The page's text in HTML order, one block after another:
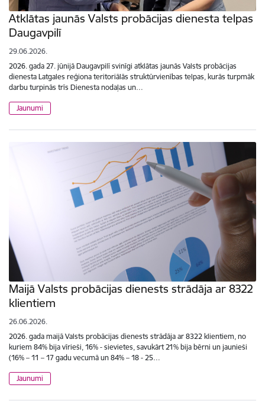
Atklātas jaunās Valsts probācijas dienesta telpas
Daugavpilī
29.06.2026.
2026. gada 27. jūnijā Daugavpilī svinīgi atklātas jaunās Valsts probācijas
dienesta Latgales reģiona teritoriālās struktūrvienības telpas, kurās turpmāk
darbu turpinās trīs Dienesta nodaļas un…
Jaunumi
Maijā Valsts probācijas dienests strādāja ar 8322
klientiem
26.06.2026.
2026. gada maijā Valsts probācijas dienests strādāja ar 8322 klientiem, no
kuriem 84% bija vīrieši, 16% - sievietes, savukārt 21% bija bērni un jaunieši
(16% – 11 – 17 gadu vecumā un 84% – 18 - 25…
Jaunumi